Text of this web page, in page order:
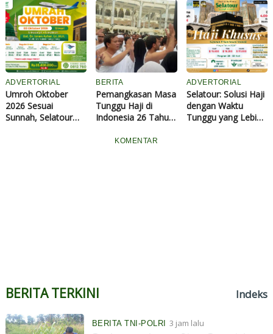
Abuz Zubair
Hawaary, Harga
Mulai Rp38,4 Juta
Masjid Quba
VIP Jemaah Haji
Khusus 1447 H /
2026 M di Arafah
ADVERTORIAL
Umroh Oktober
2026 Sesuai
Sunnah, Selatour
BERITA
Pemangkasan Masa
Tunggu Haji di
Indonesia 26 Tahun,
Ingin Pangkas Lagi
ADVERTORIAL
Selatour: Solusi Haji
dengan Waktu
Tunggu yang Lebih
KOMENTAR
BERITA TERKINI Indeks
BERITA TNI-POLRI 3 jam lalu